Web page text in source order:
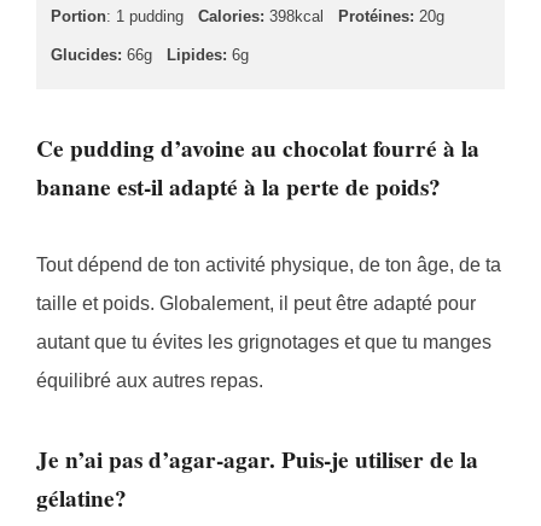
Portion: 1 pudding Calories: 398kcal Protéines: 20g
Glucides: 66g Lipides: 6g
Ce pudding d’avoine au chocolat fourré à la
banane est-il adapté à la perte de poids?
Tout dépend de ton activité physique, de ton âge, de ta
taille et poids. Globalement, il peut être adapté pour
autant que tu évites les grignotages et que tu manges
équilibré aux autres repas.
Je n’ai pas d’agar-agar. Puis-je utiliser de la
gélatine?